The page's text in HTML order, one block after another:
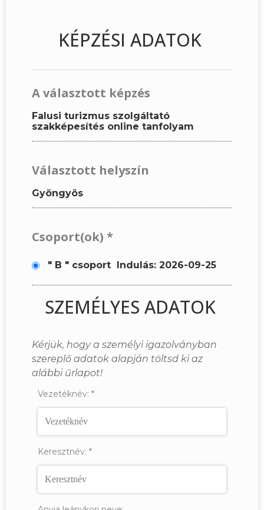
KÉPZÉSI ADATOK
A választott képzés
Falusi turizmus szolgáltató
szakképesítés online tanfolyam
Választott helyszín
Gyöngyös
Csoport(ok) *
" B " csoport Indulás: 2026-09-25
SZEMÉLYES ADATOK
Kérjük, hogy a személyi igazolványban
szereplő adatok alapján töltsd ki az
alábbi űrlapot!
Vezetéknév: *
Keresztnév: *